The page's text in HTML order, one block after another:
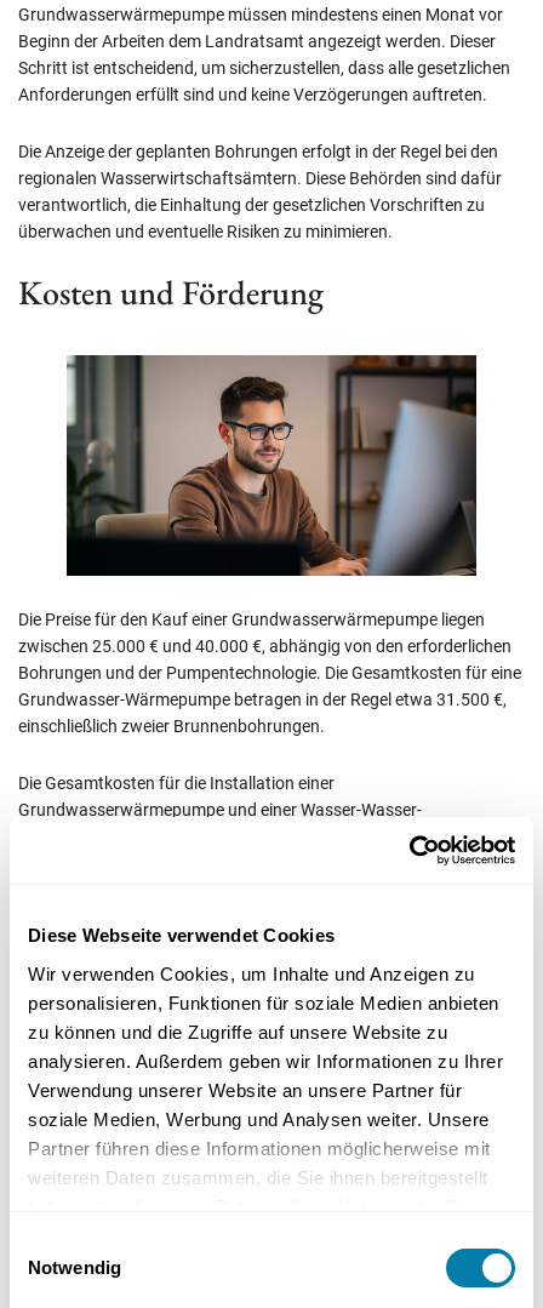
Diese Webseite verwendet Cookies
Wir verwenden Cookies, um Inhalte und Anzeigen zu
personalisieren, Funktionen für soziale Medien anbieten
zu können und die Zugriffe auf unsere Website zu
analysieren. Außerdem geben wir Informationen zu Ihrer
Verwendung unserer Website an unsere Partner für
soziale Medien, Werbung und Analysen weiter. Unsere
Partner führen diese Informationen möglicherweise mit
weiteren Daten zusammen, die Sie ihnen bereitgestellt
Notwendig
Grundwasserwärmepumpe müssen mindestens einen Monat vor
Beginn der Arbeiten dem Landratsamt angezeigt werden. Dieser
Schritt ist entscheidend, um sicherzustellen, dass alle gesetzlichen
Anforderungen erfüllt sind und keine Verzögerungen auftreten.
Die Anzeige der geplanten Bohrungen erfolgt in der Regel bei den
regionalen Wasserwirtschaftsämtern. Diese Behörden sind dafür
verantwortlich, die Einhaltung der gesetzlichen Vorschriften zu
überwachen und eventuelle Risiken zu minimieren.
Kosten und Förderung
Die Preise für den Kauf einer Grundwasserwärmepumpe liegen
zwischen 25.000 € und 40.000 €, abhängig von den erforderlichen
Bohrungen und der Pumpentechnologie. Die Gesamtkosten für eine
Grundwasser-Wärmepumpe betragen in der Regel etwa 31.500 €,
einschließlich zweier Brunnenbohrungen.
Die Gesamtkosten für die Installation einer
Grundwasserwärmepumpe und einer Wasser-Wasser-
Wärmepumpe können durch regionale und bundesweite
Förderungen signifikant gesenkt werden. Diese Förderungen
– Kostenschätzung
Die typischen Kosten für die Installation einer
Grundwasserwärmepumpe umfassen mehrere Posten, darunter die
Planung, die Bohrungen und die eigentliche Installation. Es ist
wichtig, diese Kosten frühzeitig zu kalkulieren, um mögliche
Einsparungen durch Förderungen optimal nutzen zu können. Eine